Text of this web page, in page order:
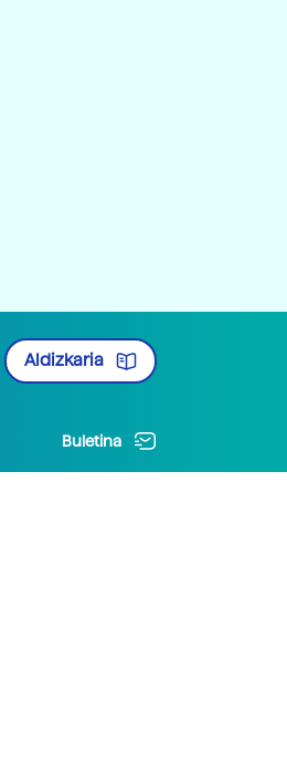
Aldizkaria
Buletina